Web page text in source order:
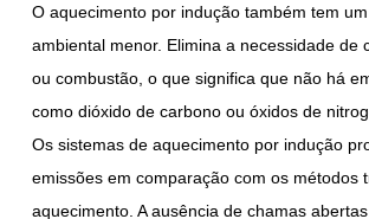
O aquecimento por indução também tem
ambiental menor. Elimina a necessidade de
ou combustão, o que significa que não há
como dióxido de carbono ou óxidos de
Os sistemas de aquecimento por indução
emissões em comparação com os métodos
aquecimento. A ausência de chamas